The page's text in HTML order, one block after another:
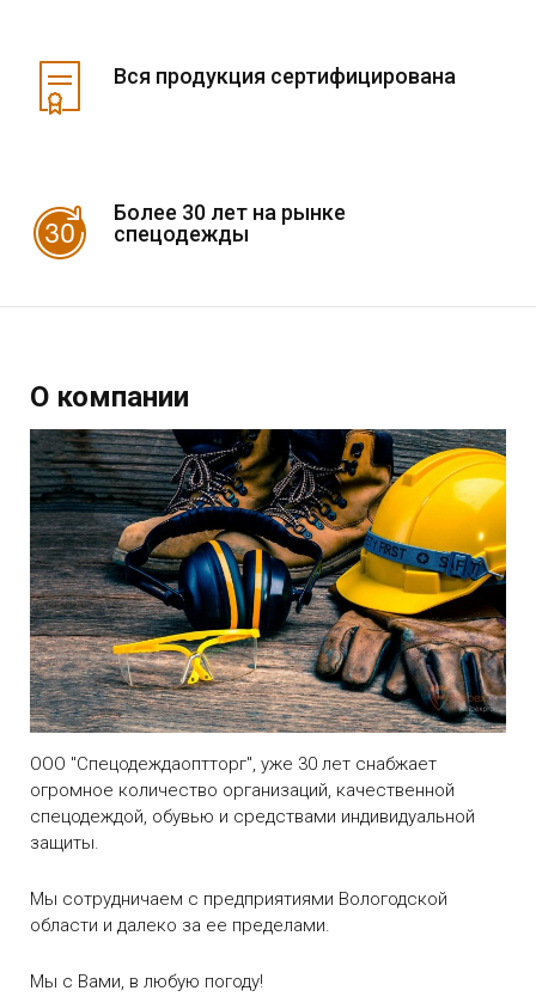
Вся продукция сертифицирована
Более 30 лет на рынке
спецодежды
О компании
ООО "Спецодеждаоптторг", уже 30 лет снабжает
огромное количество организаций, качественной
спецодеждой, обувью и средствами индивидуальной
защиты.
Мы сотрудничаем с предприятиями Вологодской
области и далеко за ее пределами.
Мы с Вами, в любую погоду!